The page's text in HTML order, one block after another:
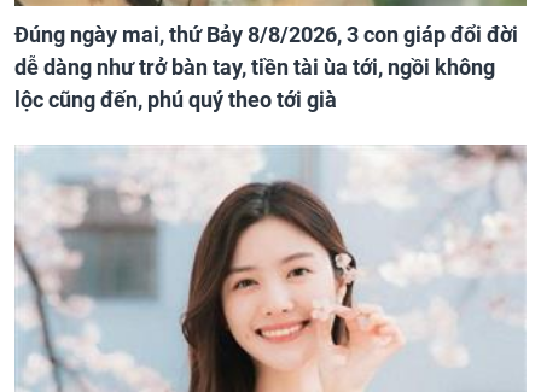
Đúng ngày mai, thứ Bảy 8/8/2026, 3 con giáp đổi đời
dễ dàng như trở bàn tay, tiền tài ùa tới, ngồi không
lộc cũng đến, phú quý theo tới già